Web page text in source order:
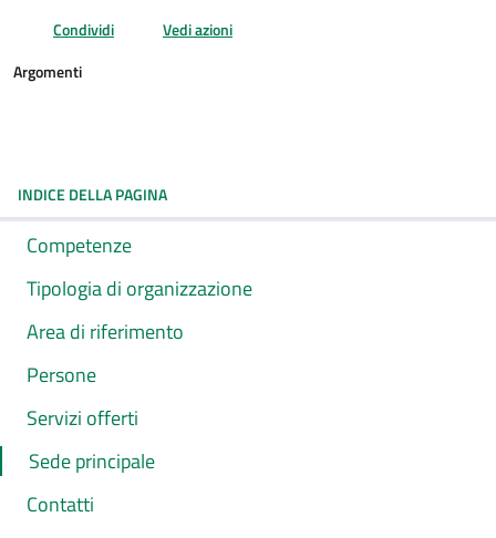
Condividi
Vedi azioni
Argomenti
INDICE DELLA PAGINA
Competenze
Tipologia di organizzazione
Area di riferimento
Persone
Servizi offerti
Sede principale
Contatti